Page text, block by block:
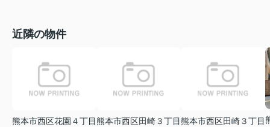
近隣の物件
熊本市西区花園４丁目熊本市西区田崎３丁目熊本市西区田崎３丁目